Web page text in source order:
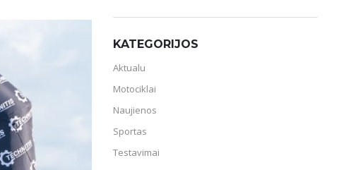
KATEGORIJOS
Aktualu
Motociklai
Naujienos
Sportas
Testavimai